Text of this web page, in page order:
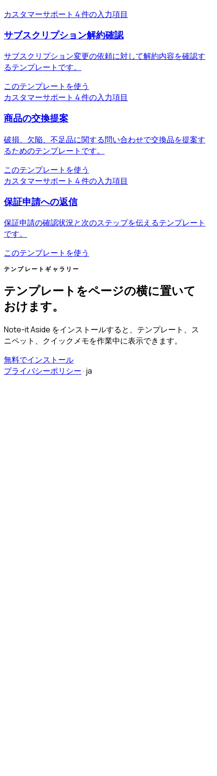
カスタマーサポート 4 件の入力項目
サブスクリプション解約確認
サブスクリプション変更の依頼に対して解約内容を確認す
るテンプレートです。
このテンプレートを使う
カスタマーサポート 4 件の入力項目
商品の交換提案
破損、欠陥、不足品に関する問い合わせで交換品を提案す
るためのテンプレートです。
このテンプレートを使う
カスタマーサポート 4 件の入力項目
保証申請への返信
保証申請の確認状況と次のステップを伝えるテンプレート
です。
このテンプレートを使う
テンプレートギャラリー
テンプレートをページの横に置いて
おけます。
Note-it Aside をインストールすると、テンプレート、ス
ニペット、クイックメモを作業中に表示できます。
無料でインストール
プライバシーポリシー· ja